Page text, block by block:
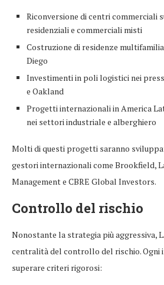
Riconversione di centri commerciali
residenziali e commerciali misti
Costruzione di residenze
Diego
Investimenti in poli logistici nei
e Oakland
Progetti internazionali in America
nei settori industriale e alberghiero
Molti di questi progetti saranno
gestori internazionali come Brookfield,
Management e CBRE Global Investors.
Controllo del rischio
Nonostante la strategia più aggressiva,
centralità del controllo del rischio. Ogni
superare criteri rigorosi: